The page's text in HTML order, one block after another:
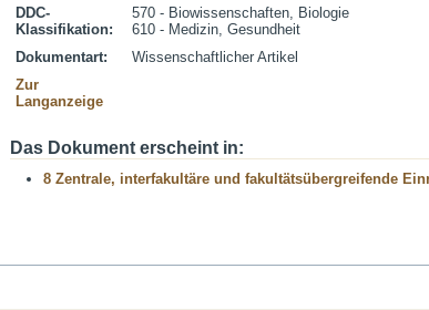
DDC-
Klassifikation:
570 - Biowissenschaften, Biologie
610 - Medizin, Gesundheit
Dokumentart:
Wissenschaftlicher Artikel
Zur
Langanzeige
Das Dokument erscheint in:
8 Zentrale, interfakultäre und fakultätsübergreifende